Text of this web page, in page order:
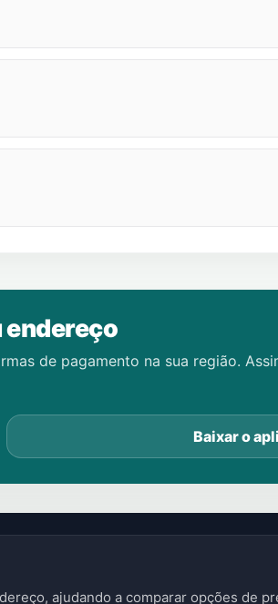
endereço
de pagamento na sua região.
Baixar o
ajudando a comparar opções de